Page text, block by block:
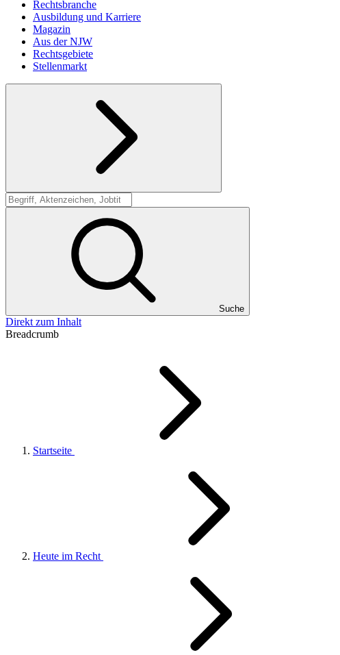
Rechtsbranche
Ausbildung und Karriere
Magazin
Aus der NJW
Rechtsgebiete
Stellenmarkt
Suche
Suche
Direkt zum Inhalt
Breadcrumb
Startseite
Heute im Recht